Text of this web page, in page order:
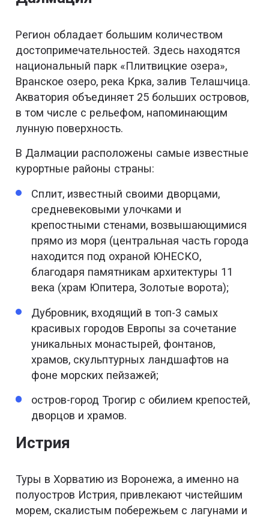
Регион обладает большим количеством
достопримечательностей. Здесь находятся
национальный парк «Плитвицкие озера»,
Вранское озеро, река Крка, залив Телашчица.
Акватория объединяет 25 больших островов,
в том числе с рельефом, напоминающим
лунную поверхность.
В Далмации расположены самые известные
курортные районы страны:
Сплит, известный своими дворцами,
средневековыми улочками и
крепостными стенами, возвышающимися
прямо из моря (центральная часть города
находится под охраной ЮНЕСКО,
благодаря памятникам архитектуры 11
века (храм Юпитера, Золотые ворота);
Дубровник, входящий в топ-3 самых
красивых городов Европы за сочетание
уникальных монастырей, фонтанов,
храмов, скульптурных ландшафтов на
фоне морских пейзажей;
остров-город Трогир с обилием крепостей,
дворцов и храмов.
Истрия
Туры в Хорватию из Воронежа, а именно на
полуостров Истрия, привлекают чистейшим
морем, скалистым побережьем с лагунами и